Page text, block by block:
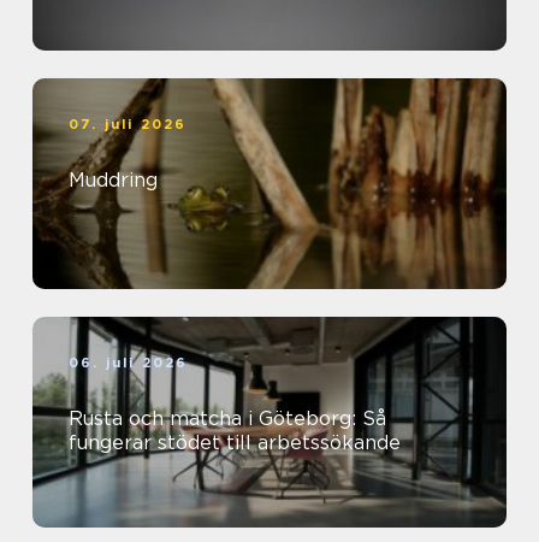
07. juli 2026
Muddring
06. juli 2026
Rusta och matcha i Göteborg: Så
fungerar stödet till arbetssökande